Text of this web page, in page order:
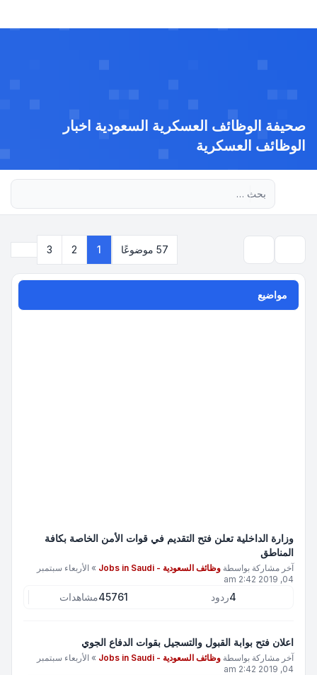
صحيفة الوظائف العسكرية السعودية اخبار
الوظائف العسكرية
57 موضوعًا 1
2
3
مواضيع
وزارة الداخلية تعلن فتح التقديم في قوات الأمن الخاصة بكافة
المناطق
آخر مشاركة بواسطة وظائف السعودية - Jobs in Saudi » الأربعاء سبتمبر
04, 2019 2:42 am
4ردود 45761مشاهدات
اعلان فتح بوابة القبول والتسجيل بقوات الدفاع الجوي
آخر مشاركة بواسطة وظائف السعودية - Jobs in Saudi » الأربعاء سبتمبر
04, 2019 2:42 am